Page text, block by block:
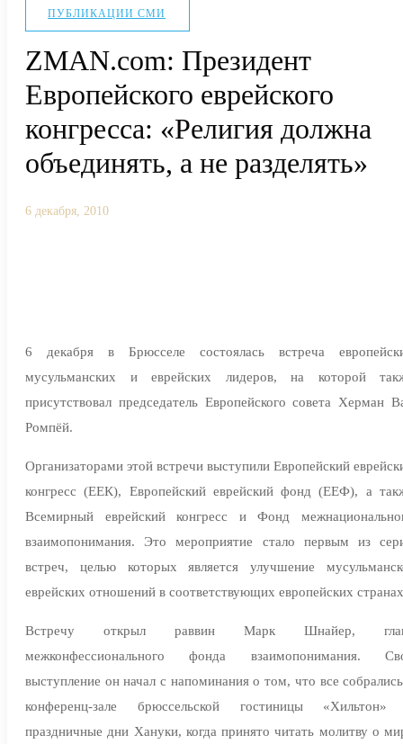
ПУБЛИКАЦИИ СМИ
ZMAN.com: Президент
Европейского еврейского
конгресса: «Религия должна
объединять, а не разделять»
6 декабря, 2010
6 декабря в Брюсселе состоялась встреча
мусульманских и еврейских лидеров, на которой
присутствовал председатель Европейского совета Херман
Ромпёй.
Организаторами этой встречи выступили Европейский
конгресс (ЕЕК), Европейский еврейский фонд (ЕЕФ), а
Всемирный еврейский конгресс и Фонд
взаимопонимания. Это мероприятие стало первым из
встреч, целью которых является улучшение
еврейских отношений в соответствующих европейских
Встречу открыл раввин Марк Шнайер,
межконфессионального фонда взаимопонимания.
выступление он начал с напоминания о том, что все
конференц-зале брюссельской гостиницы
праздничные дни Хануки, когда принято читать молитву о